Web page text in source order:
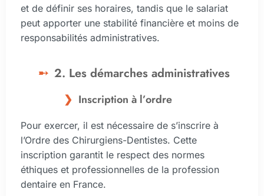
et de définir ses horaires, tandis que le salariat
peut apporter une stabilité financière et moins de
responsabilités administratives.
2. Les démarches administratives
Inscription à l’ordre
Pour exercer, il est nécessaire de s’inscrire à
l’Ordre des Chirurgiens-Dentistes. Cette
inscription garantit le respect des normes
éthiques et professionnelles de la profession
dentaire en France.